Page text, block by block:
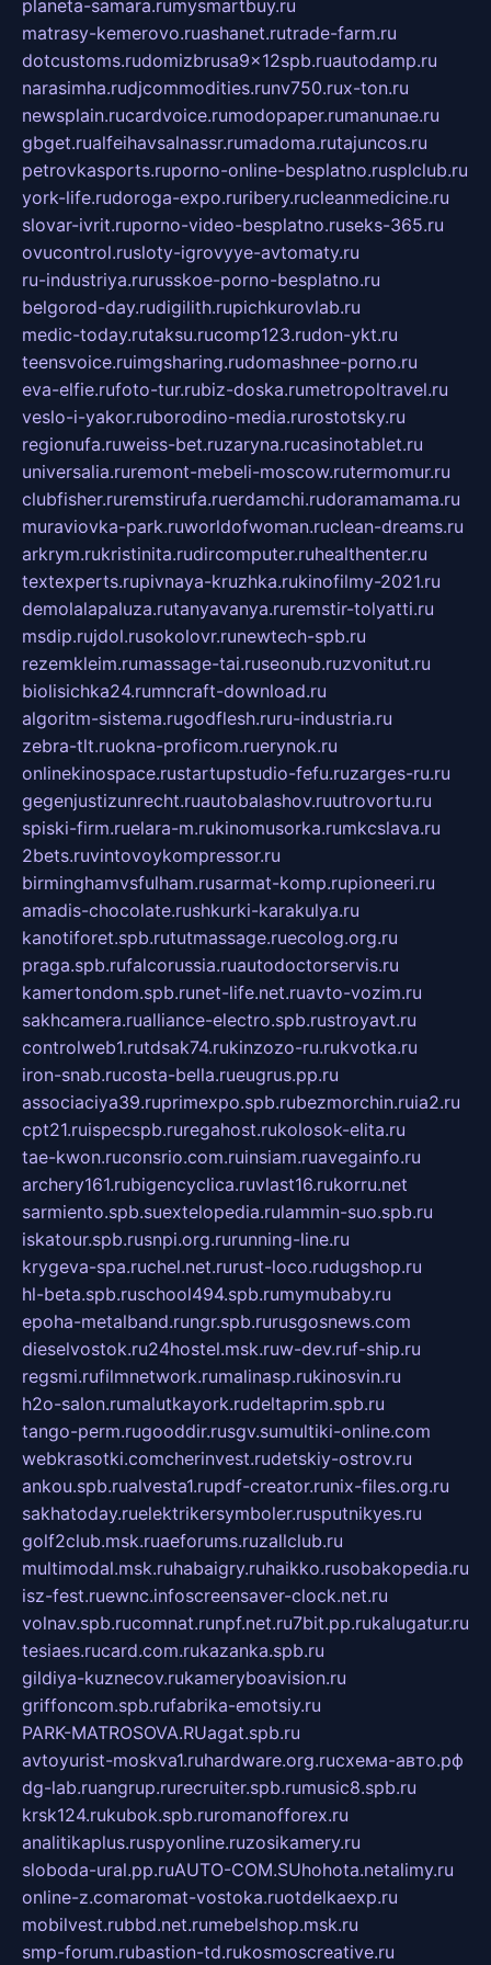
planeta-samara.rumysmartbuy.ru
matrasy-kemerovo.ruashanet.rutrade-farm.ru
dotcustoms.rudomizbrusa9x12spb.ruautodamp.ru
narasimha.rudjcommodities.runv750.rux-ton.ru
newsplain.rucardvoice.rumodopaper.rumanunae.ru
gbget.rualfeihavsalnassr.rumadoma.rutajuncos.ru
petrovkasports.ruporno-online-besplatno.rusplclub.ru
york-life.rudoroga-expo.ruribery.rucleanmedicine.ru
slovar-ivrit.ruporno-video-besplatno.ruseks-365.ru
ovucontrol.rusloty-igrovyye-avtomaty.ru
ru-industriya.rurusskoe-porno-besplatno.ru
belgorod-day.rudigilith.rupichkurovlab.ru
medic-today.rutaksu.rucomp123.rudon-ykt.ru
teensvoice.ruimgsharing.rudomashnee-porno.ru
eva-elfie.rufoto-tur.rubiz-doska.rumetropoltravel.ru
veslo-i-yakor.ruborodino-media.rurostotsky.ru
regionufa.ruweiss-bet.ruzaryna.rucasinotablet.ru
universalia.ruremont-mebeli-moscow.rutermomur.ru
clubfisher.ruremstirufa.ruerdamchi.rudoramamama.ru
muraviovka-park.ruworldofwoman.ruclean-dreams.ru
arkrym.rukristinita.rudircomputer.ruhealthenter.ru
textexperts.rupivnaya-kruzhka.rukinofilmy-2021.ru
demolalapaluza.rutanyavanya.ruremstir-tolyatti.ru
msdip.rujdol.rusokolovr.runewtech-spb.ru
rezemkleim.rumassage-tai.ruseonub.ruzvonitut.ru
biolisichka24.rumncraft-download.ru
algoritm-sistema.rugodflesh.ruru-industria.ru
zebra-tlt.ruokna-proficom.ruerynok.ru
onlinekinospace.rustartupstudio-fefu.ruzarges-ru.ru
gegenjustizunrecht.ruautobalashov.ruutrovortu.ru
spiski-firm.ruelara-m.rukinomusorka.rumkcslava.ru
2bets.ruvintovoykompressor.ru
birminghamvsfulham.rusarmat-komp.rupioneeri.ru
amadis-chocolate.rushkurki-karakulya.ru
kanotiforet.spb.rututmassage.ruecolog.org.ru
praga.spb.rufalcorussia.ruautodoctorservis.ru
kamertondom.spb.runet-life.net.ruavto-vozim.ru
sakhcamera.rualliance-electro.spb.rustroyavt.ru
controlweb1.rutdsak74.rukinzozo-ru.rukvotka.ru
iron-snab.rucosta-bella.rueugrus.pp.ru
associaciya39.ruprimexpo.spb.rubezmorchin.ruia2.ru
cpt21.ruispecspb.ruregahost.rukolosok-elita.ru
tae-kwon.ruconsrio.com.ruinsiam.ruavegainfo.ru
archery161.rubigencyclica.ruvlast16.rukorru.net
sarmiento.spb.suextelopedia.rulammin-suo.spb.ru
iskatour.spb.rusnpi.org.rurunning-line.ru
krygeva-spa.ruchel.net.rurust-loco.rudugshop.ru
hl-beta.spb.ruschool494.spb.rumymubaby.ru
epoha-metalband.rungr.spb.rurusgosnews.com
dieselvostok.ru24hostel.msk.ruw-dev.ruf-ship.ru
regsmi.rufilmnetwork.rumalinasp.rukinosvin.ru
h2o-salon.rumalutkayork.rudeltaprim.spb.ru
tango-perm.rugooddir.rusgv.sumultiki-online.com
webkrasotki.comcherinvest.rudetskiy-ostrov.ru
ankou.spb.rualvesta1.rupdf-creator.runix-files.org.ru
sakhatoday.ruelektrikersymboler.rusputnikyes.ru
golf2club.msk.ruaeforums.ruzallclub.ru
multimodal.msk.ruhabaigry.ruhaikko.rusobakopedia.ru
isz-fest.ruewnc.infoscreensaver-clock.net.ru
volnav.spb.rucomnat.runpf.net.ru7bit.pp.rukalugatur.ru
tesiaes.rucard.com.rukazanka.spb.ru
gildiya-kuznecov.rukameryboavision.ru
griffoncom.spb.rufabrika-emotsiy.ru
PARK-MATROSOVA.RUagat.spb.ru
avtoyurist-moskva1.ruhardware.org.ruсхема-авто.рф
dg-lab.ruangrup.rurecruiter.spb.rumusic8.spb.ru
krsk124.rukubok.spb.ruromanofforex.ru
analitikaplus.ruspyonline.ruzosikamery.ru
sloboda-ural.pp.ruAUTO-COM.SUhohota.netalimy.ru
online-z.comaromat-vostoka.ruotdelkaexp.ru
mobilvest.rubbd.net.rumebelshop.msk.ru
smp-forum.rubastion-td.rukosmoscreative.ru